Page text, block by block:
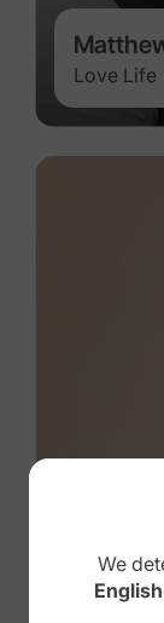
Love Life
We
English